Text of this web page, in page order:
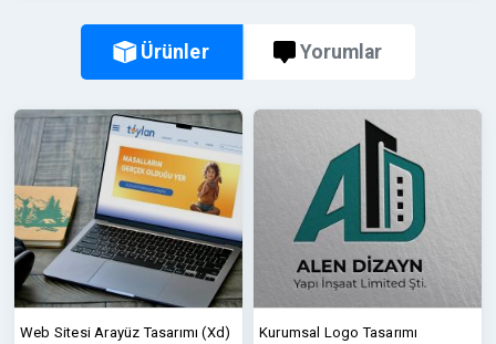
Tasarımlarımda modern, sade ve okunaklı bir
yaklaşım benimsiyorum.
Marka kimliğine uygun, özgün ve işlevsel çözümler
üretmeye önem veririm.
Teslimler baskı ve dijital kullanıma uygun şekilde
hazırlanır.
Revize sürecinde müşteri memnuniyetini öncelik
alırım.
✔️ Özgün tasarım
✔️ Revize imkânı
✔️ AI, PDF, JPG formatlarında teslim
Ürünler Yorumlar
Web Sitesi Arayüz Tasarımı (Xd)
Kurumsal Logo Tasarımı